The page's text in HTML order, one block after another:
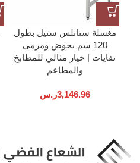
مغسلة ستانلس ستيل بطول
120 سم بحوض ومرمى
نفايات | خيار مثالي للمطابخ
والمطاعم
3,146.96ر.س